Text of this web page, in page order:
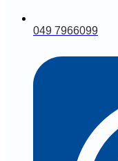
049 7966099